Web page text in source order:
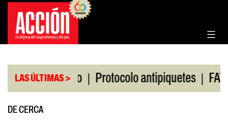
Saltar
contenido
LAS ÚLTIMAS >
de Rosario | Protocolo antipiquetes | FATE
DE CERCA